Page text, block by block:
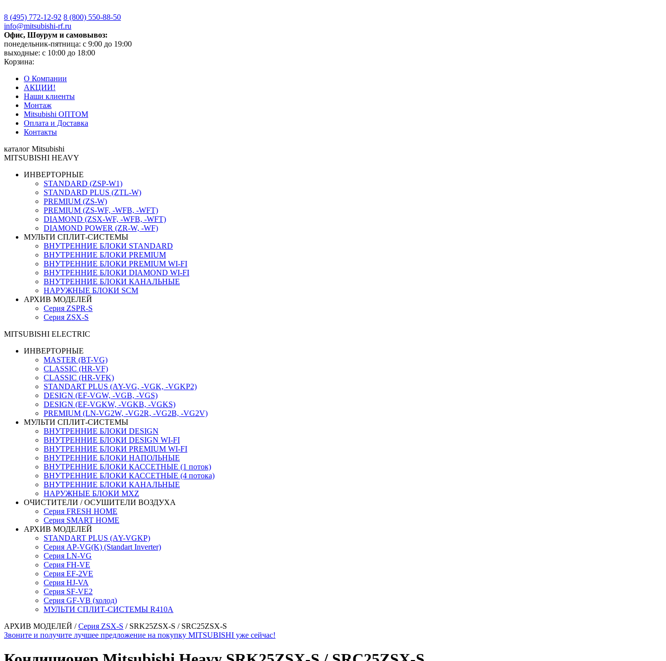
8 (495) 772-12-92 8 (800) 550-88-50
info@mitsubishi-rf.ru
Офис, Шоурум и самовывоз:
понедельник-пятница: с 9:00 до 19:00
выходные: с 10:00 до 18:00
Корзина:
О Компании
АКЦИИ!
Наши клиенты
Монтаж
Mitsubishi ОПТОМ
Оплата и Доставка
Контакты
каталог Mitsubishi
MITSUBISHI HEAVY
ИНВЕРТОРНЫЕ
STANDARD (ZSP-W1)
STANDARD PLUS (ZTL-W)
PREMIUM (ZS-W)
PREMIUM (ZS-WF, -WFB, -WFT)
DIAMOND (ZSX-WF, -WFB, -WFT)
DIAMOND POWER (ZR-W, -WF)
МУЛЬТИ СПЛИТ-СИСТЕМЫ
ВНУТРЕННИЕ БЛОКИ STANDARD
ВНУТРЕННИЕ БЛОКИ PREMIUM
ВНУТРЕННИЕ БЛОКИ PREMIUM WI-FI
ВНУТРЕННИЕ БЛОКИ DIAMOND WI-FI
ВНУТРЕННИЕ БЛОКИ КАНАЛЬНЫЕ
НАРУЖНЫЕ БЛОКИ SCM
АРХИВ МОДЕЛЕЙ
Серия ZSPR-S
Серия ZSX-S
MITSUBISHI ELECTRIC
ИНВЕРТОРНЫЕ
MASTER (BT-VG)
CLASSIC (HR-VF)
CLASSIC (HR-VFK)
STANDART PLUS (AY-VG, -VGK, -VGKP2)
DESIGN (EF-VGW, -VGB, -VGS)
DESIGN (EF-VGKW, -VGKB, -VGKS)
PREMIUM (LN-VG2W, -VG2R, -VG2B, -VG2V)
МУЛЬТИ СПЛИТ-СИСТЕМЫ
ВНУТРЕННИЕ БЛОКИ DESIGN
ВНУТРЕННИЕ БЛОКИ DESIGN WI-FI
ВНУТРЕННИЕ БЛОКИ PREMIUM WI-FI
ВНУТРЕННИЕ БЛОКИ НАПОЛЬНЫЕ
ВНУТРЕННИЕ БЛОКИ КАССЕТНЫЕ (1 поток)
ВНУТРЕННИЕ БЛОКИ КАССЕТНЫЕ (4 потока)
ВНУТРЕННИЕ БЛОКИ КАНАЛЬНЫЕ
НАРУЖНЫЕ БЛОКИ MXZ
ОЧИСТИТЕЛИ / ОСУШИТЕЛИ ВОЗДУХА
Серия FRESH HOME
Серия SMART HOME
АРХИВ МОДЕЛЕЙ
STANDART PLUS (AY-VGKP)
Серия AP-VG(K) (Standart Inverter)
Серия LN-VG
Серия FH-VE
Серия EF-2VE
Серия HJ-VA
Серия SF-VE2
Серия GF-VB (холод)
МУЛЬТИ СПЛИТ-СИСТЕМЫ R410A
АРХИВ МОДЕЛЕЙ /Серия ZSX-S / SRK25ZSX-S / SRC25ZSX-S
Звоните и получите лучшее предложение на покупку MITSUBISHI уже сейчас!